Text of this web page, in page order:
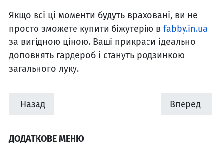
Якщо всі ці моменти будуть враховані, ви не
просто зможете купити біжутерію в fabby.in.ua
за вигідною ціною. Ваші прикраси ідеально
доповнять гардероб і стануть родзинкою
загального луку.
Назад Вперед
ДОДАТКОВЕ МЕНЮ